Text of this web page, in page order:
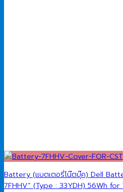
Battery (แบตเตอรี่โน๊ตบุ๊ค) Dell
7FHHV” (Type : 33YDH) 56Wh